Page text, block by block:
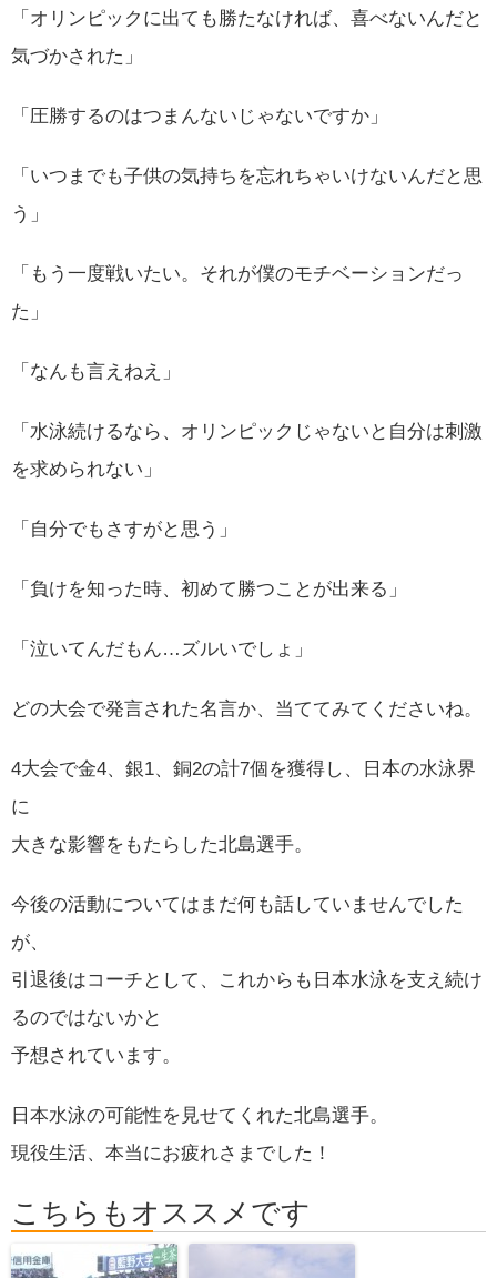
「オリンピックに出ても勝たなければ、喜べないんだと
気づかされた」
「圧勝するのはつまんないじゃないですか」
「いつまでも子供の気持ちを忘れちゃいけないんだと思
う」
「もう一度戦いたい。それが僕のモチベーションだっ
た」
「なんも言えねえ」
「水泳続けるなら、オリンピックじゃないと自分は刺激
を求められない」
「自分でもさすがと思う」
「負けを知った時、初めて勝つことが出来る」
「泣いてんだもん…ズルいでしょ」
どの大会で発言された名言か、当ててみてくださいね。
4大会で金4、銀1、銅2の計7個を獲得し、日本の水泳界
に
大きな影響をもたらした北島選手。
今後の活動についてはまだ何も話していませんでした
が、
引退後はコーチとして、これからも日本水泳を支え続け
るのではないかと
予想されています。
日本水泳の可能性を見せてくれた北島選手。
現役生活、本当にお疲れさまでした！
こちらもオススメです